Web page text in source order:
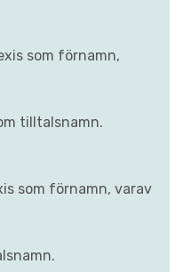
som förnamn,
tilltalsnamn.
som förnamn, varav